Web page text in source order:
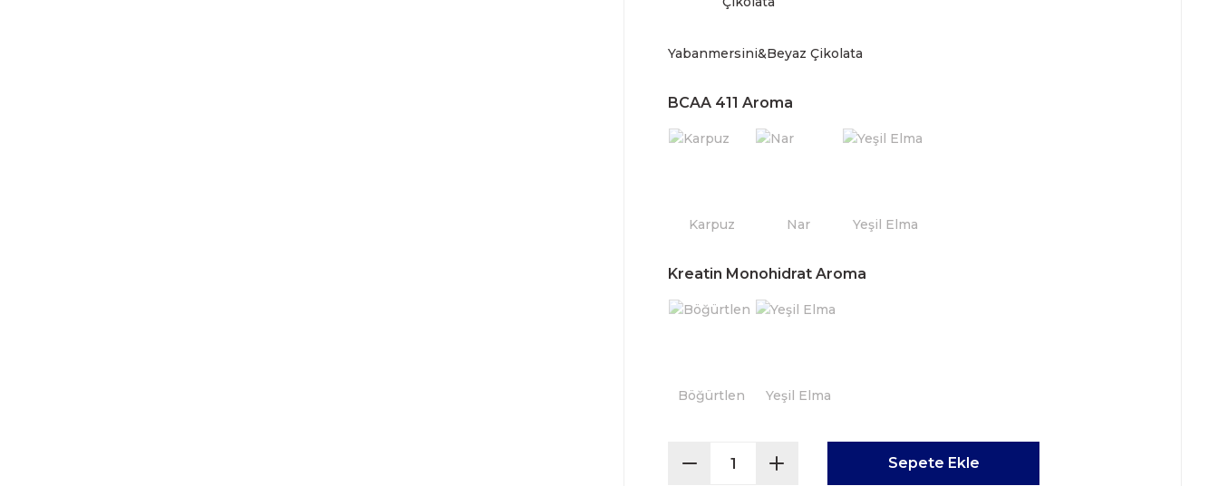
BCAA 411 Aroma
Kreatin Monohidrat Aroma
Sepete Ekle